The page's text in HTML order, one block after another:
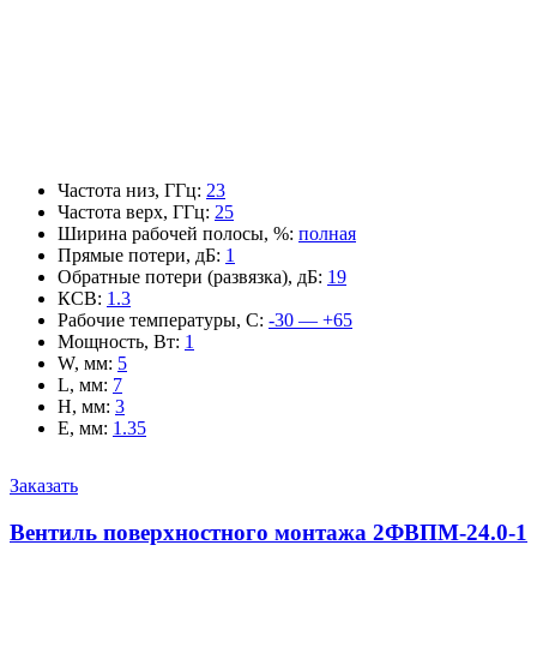
Частота низ, ГГц: 23
Частота верх, ГГц: 25
Ширина рабочей полосы, %: полная
Прямые потери, дБ: 1
Обратные потери (развязка), дБ: 19
КСВ: 1.3
Рабочие температуры, С: -30 — +65
Мощность, Вт: 1
W, мм: 5
L, мм: 7
H, мм: 3
E, мм: 1.35
Заказать
Вентиль поверхностного монтажа 2ФВПМ-24.0-1